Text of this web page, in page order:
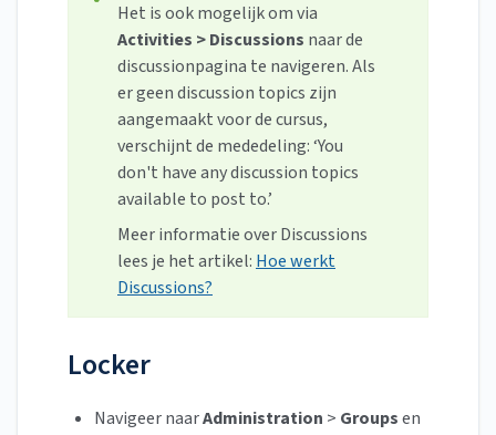
Het is ook mogelijk om via
Activities > Discussions naar de
discussionpagina te navigeren. Als
er geen discussion topics zijn
aangemaakt voor de cursus,
verschijnt de mededeling: ‘You
don't have any discussion topics
available to post to.’
Meer informatie over Discussions
lees je het artikel: Hoe werkt
Discussions?
Locker
Navigeer naarAdministration > Groupsen